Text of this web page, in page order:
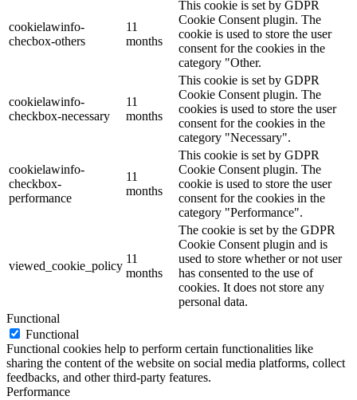
cookielawinfo-
checbox-others
11
months
This cookie is set by GDPR
Cookie Consent plugin. The
cookie is used to store the user
consent for the cookies in the
category "Other.
cookielawinfo-
checkbox-necessary
11
months
This cookie is set by GDPR
Cookie Consent plugin. The
cookies is used to store the user
consent for the cookies in the
category "Necessary".
cookielawinfo-
checkbox-
performance
11
months
This cookie is set by GDPR
Cookie Consent plugin. The
cookie is used to store the user
consent for the cookies in the
category "Performance".
viewed_cookie_policy
11
months
The cookie is set by the GDPR
Cookie Consent plugin and is
used to store whether or not user
has consented to the use of
cookies. It does not store any
personal data.
Functional
Functional
Functional cookies help to perform certain functionalities like
sharing the content of the website on social media platforms, collect
feedbacks, and other third-party features.
Performance